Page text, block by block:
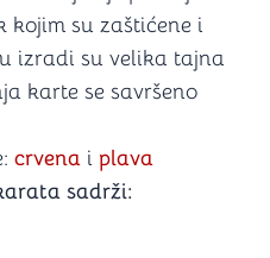
kojim su zaštićene i
izradi su velika tajna
karte se savršeno
crvena i plava
sadrži: